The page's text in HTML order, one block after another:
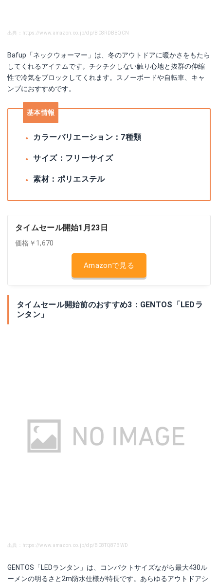
出典：https://www.amazon.co.jp/dp/B08RDBBQCN
Bafup「ネックウォーマー」は、冬のアウトドアに暖かさをもたら
してくれるアイテムです。チクチクしない触り心地と抜群の伸縮
性で冷気をブロックしてくれます。スノーボードや自転車、キャ
ンプにおすすめです。
基本情報
カラーバリエーション：7種類
サイズ：フリーサイズ
素材：ポリエステル
タイムセール開始1月23日
価格￥1,670
Amazonで見る
タイムセール開始前のおすすめ3：GENTOS「LEDラ
ンタン」
出典：https://www.amazon.co.jp/dp/B08TQ87BWD
GENTOS「LEDランタン」は、コンパクトサイズながら最大430ル
ーメンの明るさと2m防水仕様が特長です。あらゆるアウトドアシ